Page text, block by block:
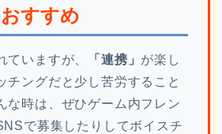
すすめ
ていますが、 「連携」 が楽し
チングだと少し苦労すること
な時は、ぜひゲーム内フレン
で募集したりしてボイスチ